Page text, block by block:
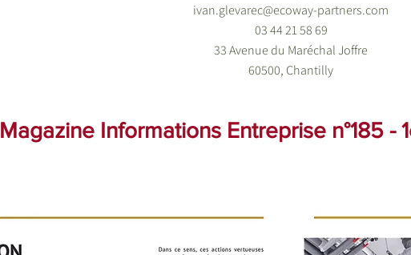
ivan.glevarec@ecoway-partners.com
03 44 21 58 69
33 Avenue du Maréchal Joffre
60500, Chantilly
Magazine Informations Entreprise n°185 -